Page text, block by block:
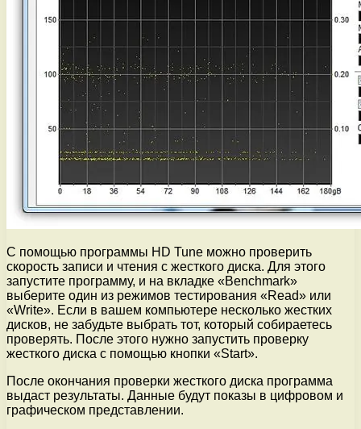
С помощью программы HD Tune можно проверить
скорость записи и чтения с жесткого диска. Для этого
запустите программу, и на вкладке «Benchmark»
выберите один из режимов тестирования «Read» или
«Write». Если в вашем компьютере несколько жестких
дисков, не забудьте выбрать тот, который собираетесь
проверять. После этого нужно запустить проверку
жесткого диска с помощью кнопки «Start».
После окончания проверки жесткого диска программа
выдаст результаты. Данные будут показы в цифровом и
графическом представлении.